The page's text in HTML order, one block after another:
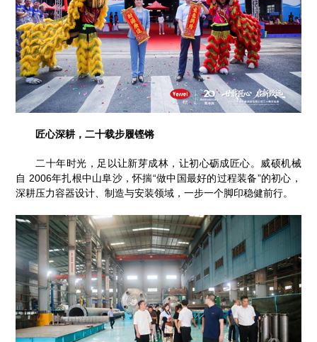
匠心深耕，二十载步履铿锵
二十年时光，足以让新芽成林，让初心砺成匠心。威硕机械
自 2006年扎根中山阜沙，怀揣“做中国最好的过程装备”的初心，
深耕压力容器设计、制造与安装领域，一步一个脚印稳健前行。